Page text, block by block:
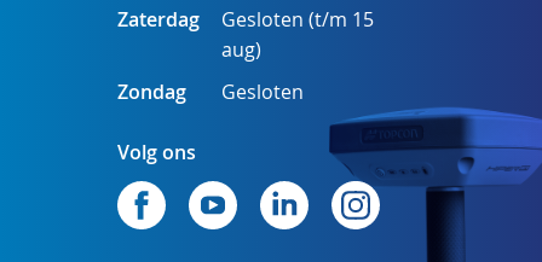
Zaterdag
Gesloten (t/m 15
aug)
Zondag
Gesloten
Volg ons